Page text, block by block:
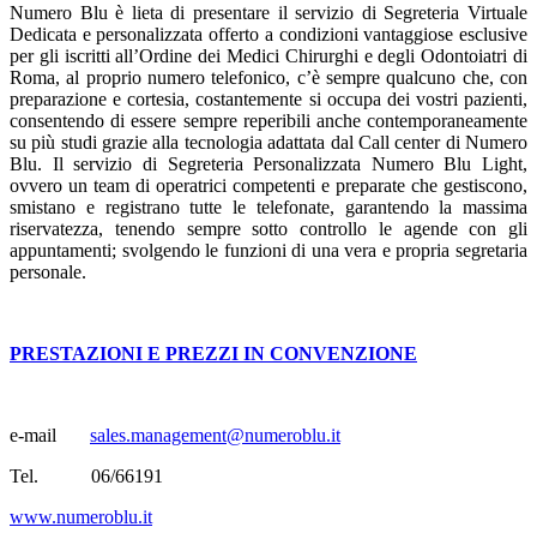
Numero Blu è lieta di presentare il servizio di Segreteria Virtuale
Dedicata e personalizzata offerto a condizioni vantaggiose esclusive
per gli iscritti all’Ordine dei Medici Chirurghi e degli Odontoiatri di
Roma, al proprio numero telefonico, c’è sempre qualcuno che, con
preparazione e cortesia, costantemente si occupa dei vostri pazienti,
consentendo di essere sempre reperibili anche contemporaneamente
su più studi grazie alla tecnologia adattata dal Call center di Numero
Blu. Il servizio di Segreteria Personalizzata Numero Blu Light,
ovvero un team di operatrici competenti e preparate che gestiscono,
smistano e registrano tutte le telefonate, garantendo la massima
riservatezza, tenendo sempre sotto controllo le agende con gli
appuntamenti; svolgendo le funzioni di una vera e propria segretaria
personale.
PRESTAZIONI E PREZZI IN CONVENZIONE
e-mail sales.management@numeroblu.it
Tel. 06/66191
www.numeroblu.it